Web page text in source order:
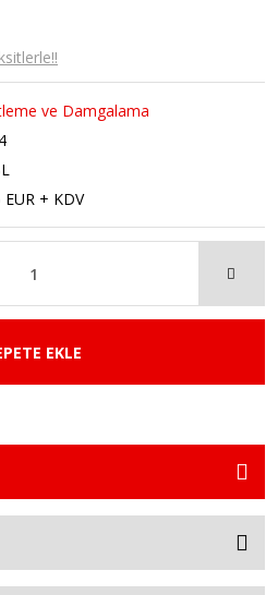
ve Damgalama
EUR + KDV
EKLE